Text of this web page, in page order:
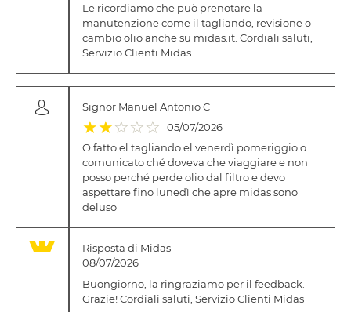
Le ricordiamo che può prenotare la
manutenzione come il tagliando, revisione o
cambio olio anche su midas.it. Cordiali saluti,
Servizio Clienti Midas
Signor Manuel Antonio C
(*)
★ (*)
★ ( )
☆ ( )
☆ ( )
☆
05/07/2026
O fatto el tagliando el venerdì pomeriggio o
comunicato ché doveva che viaggiare e non
posso perché perde olio dal filtro e devo
aspettare fino lunedì che apre midas sono
deluso
Risposta di Midas
08/07/2026
Buongiorno, la ringraziamo per il feedback.
Grazie! Cordiali saluti, Servizio Clienti Midas